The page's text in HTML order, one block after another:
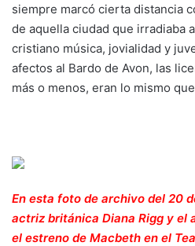
siempre marcó cierta distancia
de aquella ciudad que irradiaba
cristiano música, jovialidad y
afectos al Bardo de Avon, las
más o menos, eran lo mismo
En esta foto de archivo del 20
actriz británica Diana Rigg y el
el estreno de Macbeth en el